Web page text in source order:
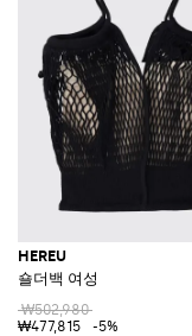
HEREU
숄더백 여성
₩502,980
₩477,815
-5%